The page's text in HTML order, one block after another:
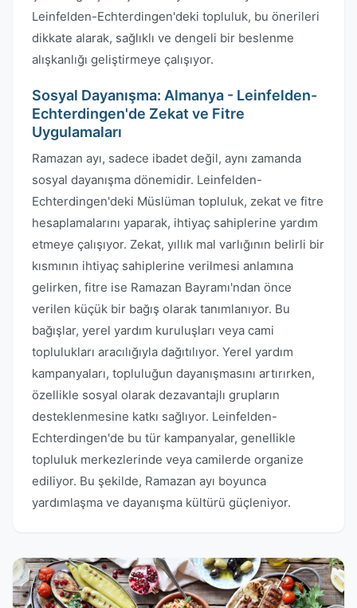
Leinfelden-Echterdingen'deki topluluk, bu önerileri
dikkate alarak, sağlıklı ve dengeli bir beslenme
alışkanlığı geliştirmeye çalışıyor.
Sosyal Dayanışma: Almanya - Leinfelden-
Echterdingen'de Zekat ve Fitre
Uygulamaları
Ramazan ayı, sadece ibadet değil, aynı zamanda
sosyal dayanışma dönemidir. Leinfelden-
Echterdingen'deki Müslüman topluluk, zekat ve fitre
hesaplamalarını yaparak, ihtiyaç sahiplerine yardım
etmeye çalışıyor. Zekat, yıllık mal varlığının belirli bir
kısmının ihtiyaç sahiplerine verilmesi anlamına
gelirken, fitre ise Ramazan Bayramı'ndan önce
verilen küçük bir bağış olarak tanımlanıyor. Bu
bağışlar, yerel yardım kuruluşları veya cami
toplulukları aracılığıyla dağıtılıyor. Yerel yardım
kampanyaları, topluluğun dayanışmasını artırırken,
özellikle sosyal olarak dezavantajlı grupların
desteklenmesine katkı sağlıyor. Leinfelden-
Echterdingen'de bu tür kampanyalar, genellikle
topluluk merkezlerinde veya camilerde organize
ediliyor. Bu şekilde, Ramazan ayı boyunca
yardımlaşma ve dayanışma kültürü güçleniyor.